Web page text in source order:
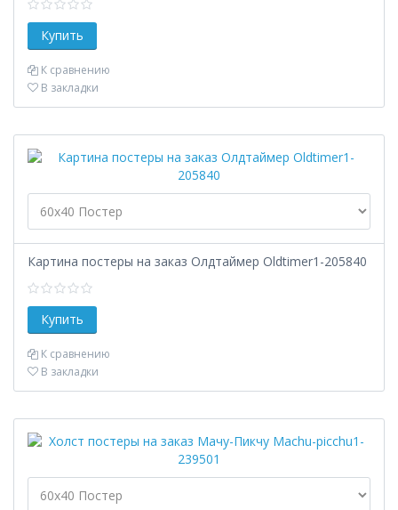
К сравнению
В закладки
Картина постеры на заказ Олдтаймер Oldtimer1-205840
К сравнению
В закладки